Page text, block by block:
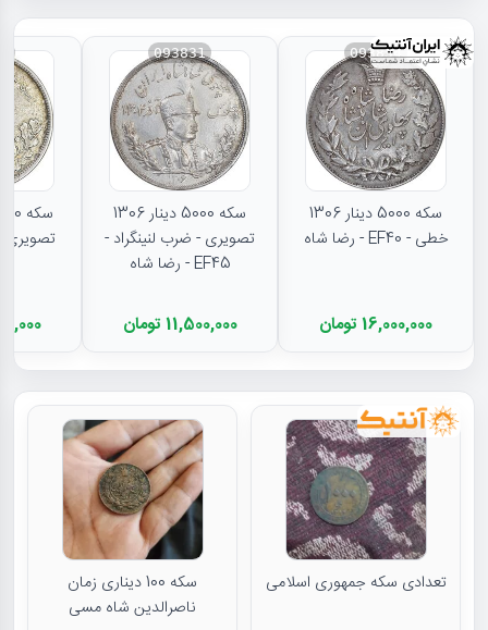
093834
سکه 5000 دینار 1306
خطی - EF40 - رضا شاه
16,000,000 تومان
093831
سکه 5000 دینار 1306
تصویری - ضرب لنینگراد -
EF45 - رضا شاه
11,500,000 تومان
تعدادی سکه جمهوری اسلامی
سکه 100 دیناری زمان
ناصرالدین شاه مسی